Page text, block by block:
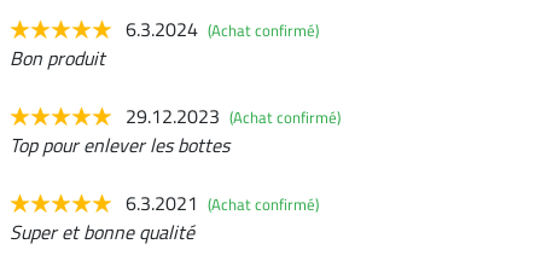
6.3.2024 (Achat confirmé)
Bon produit
29.12.2023 (Achat confirmé)
Top pour enlever les bottes
6.3.2021 (Achat confirmé)
Super et bonne qualité